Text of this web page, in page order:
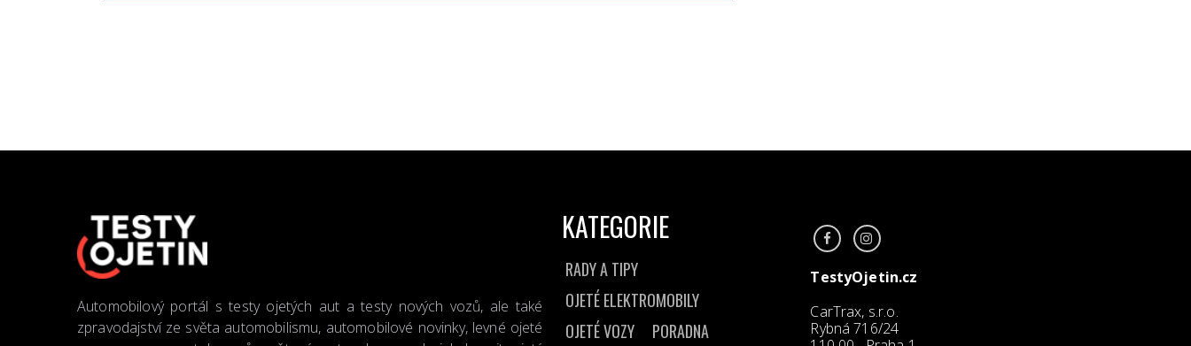
Automobilový portál s testy ojetých aut a testy nových vozů, ale také
zpravodajství ze světa automobilismu, automobilové novinky, levné ojeté
KATEGORIE
RADY A TIPY
OJETÉ ELEKTROMOBILY
OJETÉ VOZY
PORADNA
TestyOjetin.cz
CarTrax, s.r.o.
Rybná 716/24